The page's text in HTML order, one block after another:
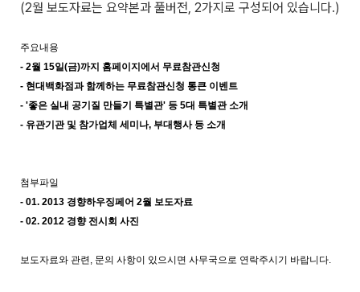
(2월 보도자료는 요약본과 풀버전, 2가지로 구성되어 있습니다.)
주요내용
- 2월 15일(금)까지 홈페이지에서 무료참관신청
- 현대백화점과 함께하는 무료참관신청 통큰 이벤트
- '좋은 실내 공기질 만들기 특별관' 등 5대 특별관 소개
- 유관기관 및 참가업체 세미나, 부대행사 등 소개
첨부파일
- 01. 2013 경향하우징페어 2월 보도자료
- 02. 2012 경향 전시회 사진
보도자료와 관련, 문의 사항이 있으시면 사무국으로 연락주시기 바랍니다.